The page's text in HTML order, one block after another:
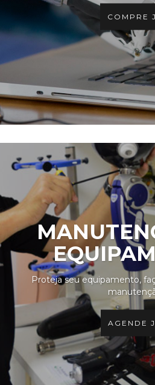
COMPRE
Proteja seu equipamento,
AGENDE